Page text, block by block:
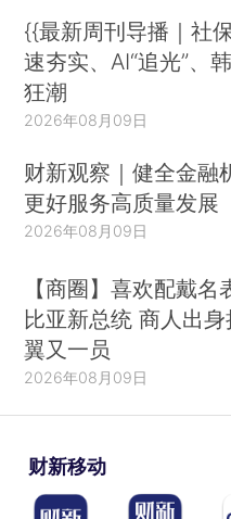
{{最新周刊导播｜社
速夯实、AI“追光”、
狂潮
2026年08月09日
财新观察｜健全金融
更好服务高质量发展
2026年08月09日
【商圈】喜欢配戴名
比亚新总统 商人出
翼又一员
2026年08月09日
财新移动